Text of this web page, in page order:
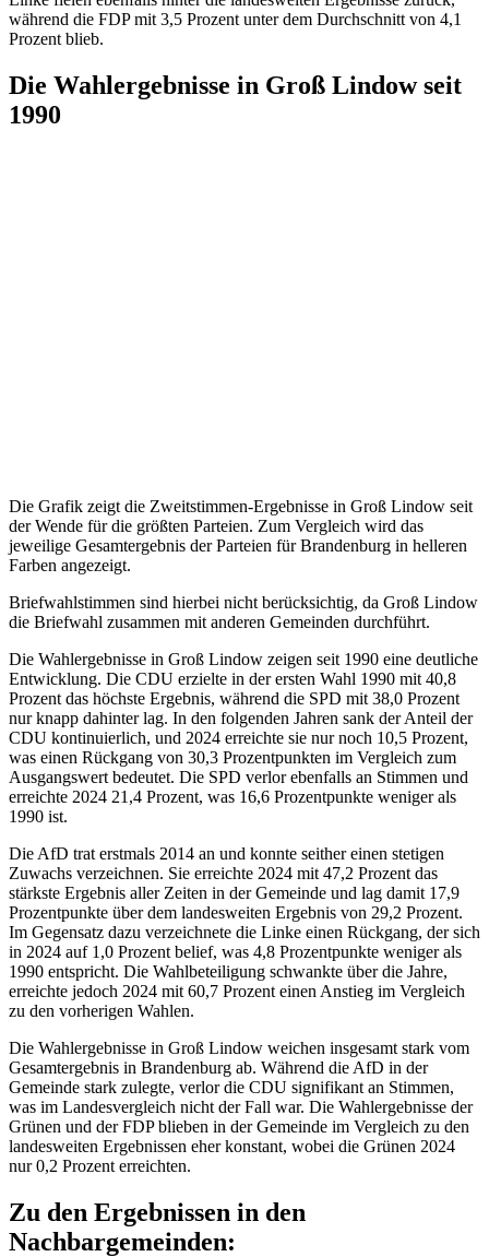
während die FDP mit 3,5 Prozent unter dem Durchschnitt von 4,1
Prozent blieb.
Die Wahlergebnisse in Groß Lindow seit
1990
Die Grafik zeigt die Zweitstimmen-Ergebnisse in Groß Lindow seit
der Wende für die größten Parteien. Zum Vergleich wird das
jeweilige Gesamtergebnis der Parteien für Brandenburg in helleren
Farben angezeigt.
Briefwahlstimmen sind hierbei nicht berücksichtig, da Groß Lindow
die Briefwahl zusammen mit anderen Gemeinden durchführt.
Die Wahlergebnisse in Groß Lindow zeigen seit 1990 eine deutliche
Entwicklung. Die CDU erzielte in der ersten Wahl 1990 mit 40,8
Prozent das höchste Ergebnis, während die SPD mit 38,0 Prozent
nur knapp dahinter lag. In den folgenden Jahren sank der Anteil der
CDU kontinuierlich, und 2024 erreichte sie nur noch 10,5 Prozent,
was einen Rückgang von 30,3 Prozentpunkten im Vergleich zum
Ausgangswert bedeutet. Die SPD verlor ebenfalls an Stimmen und
erreichte 2024 21,4 Prozent, was 16,6 Prozentpunkte weniger als
1990 ist.
Die AfD trat erstmals 2014 an und konnte seither einen stetigen
Zuwachs verzeichnen. Sie erreichte 2024 mit 47,2 Prozent das
stärkste Ergebnis aller Zeiten in der Gemeinde und lag damit 17,9
Prozentpunkte über dem landesweiten Ergebnis von 29,2 Prozent.
Im Gegensatz dazu verzeichnete die Linke einen Rückgang, der sich
in 2024 auf 1,0 Prozent belief, was 4,8 Prozentpunkte weniger als
1990 entspricht. Die Wahlbeteiligung schwankte über die Jahre,
erreichte jedoch 2024 mit 60,7 Prozent einen Anstieg im Vergleich
zu den vorherigen Wahlen.
Die Wahlergebnisse in Groß Lindow weichen insgesamt stark vom
Gesamtergebnis in Brandenburg ab. Während die AfD in der
Gemeinde stark zulegte, verlor die CDU signifikant an Stimmen,
was im Landesvergleich nicht der Fall war. Die Wahlergebnisse der
Grünen und der FDP blieben in der Gemeinde im Vergleich zu den
landesweiten Ergebnissen eher konstant, wobei die Grünen 2024
nur 0,2 Prozent erreichten.
Zu den Ergebnissen in den
Nachbargemeinden: